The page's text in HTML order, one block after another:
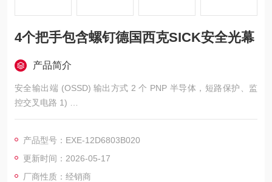
4个把手包含螺钉德国西克SICK安全光幕
产品简介
安全输出端 (OSSD) 输出方式 2 个 PNP 半导体，短路保护、监
控交叉电路 1)
开启状态，开关电压 关闭状态，开关电压 LOW ≤ 2 V DC
ICK安全光幕
产品型号：EXE-12D6803B020
更新时间：2026-05-17
厂商性质：经销商